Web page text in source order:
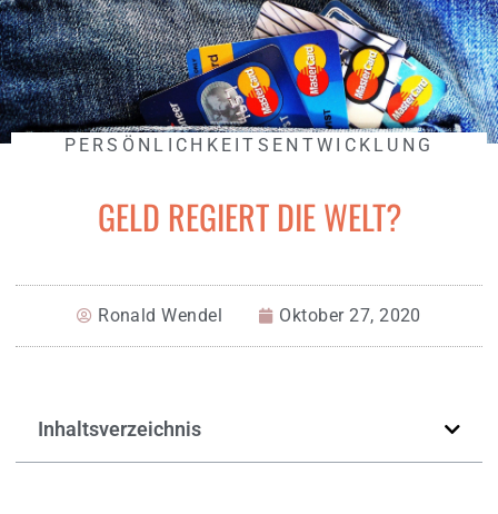
PERSÖNLICHKEITSENTWICKLUNG
GELD REGIERT DIE WELT?
Ronald Wendel Oktober 27, 2020
Inhaltsverzeichnis